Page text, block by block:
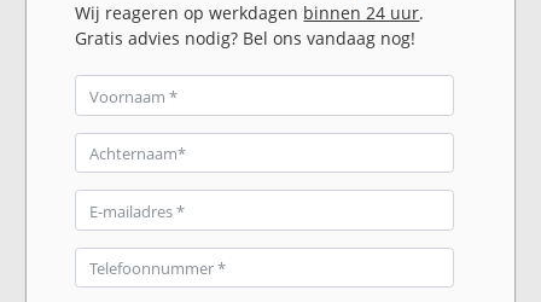
Wij reageren op werkdagen binnen 24 uur.
Gratis advies nodig? Bel ons vandaag nog!